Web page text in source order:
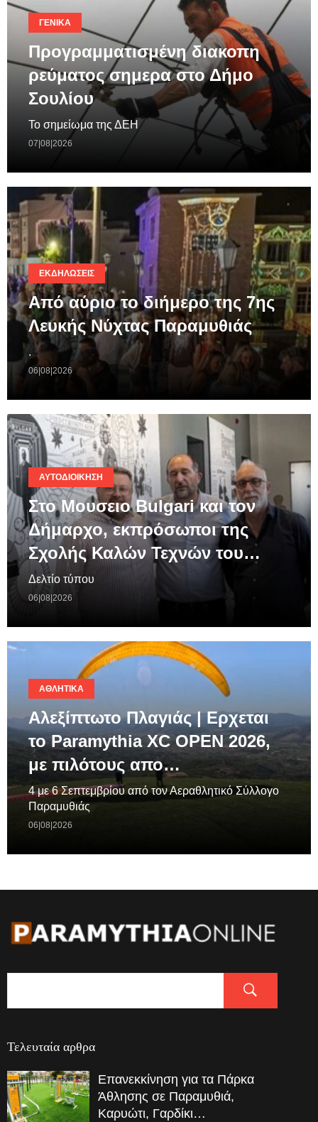
ΓΕΝΙΚΆ
Προγραμματισμένη διακοπη
ρεύματος σημερα στο Δήμο
Σουλίου
Το σημείωμα της ΔΕΗ
07|08|2026
ΕΚΔΗΛΏΣΕΙΣ
Από αύριο το διήμερο της 7ης
Λευκής Νύχτας Παραμυθιάς
.
06|08|2026
ΑΥΤΟΔΙΟΊΚΗΣΗ
Στο Μουσειο Bulgari και τον
Δήμαρχο, εκπρόσωποι της
Σχολής Καλών Τεχνών του…
Δελτίο τύπου
06|08|2026
ΑΘΛΗΤΙΚΆ
Αλεξίπτωτο Πλαγιάς | Ερχεται
το Paramythia XC OPEN 2026,
με πιλότους απο…
4 με 6 Σεπτεμβρίου από τον Αεραθλητικό Σύλλογο
Παραμυθιάς
06|08|2026
Τελευταία αρθρα
Επανεκκίνηση για τα Πάρκα
Άθλησης σε Παραμυθιά,
Καρυώτι, Γαρδίκι…